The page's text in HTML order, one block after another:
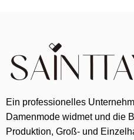
Ein professionelles
Damenmode widmet und die
Produktion, Groß- und